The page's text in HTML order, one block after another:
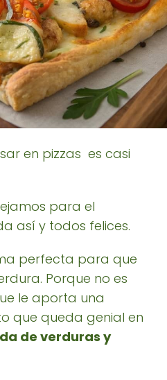
en pizzas es casi
para el
así y todos felices.
perfecta para que
Porque no es
le aporta una
que queda genial en
de verduras y